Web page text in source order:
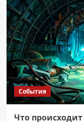
События
Что